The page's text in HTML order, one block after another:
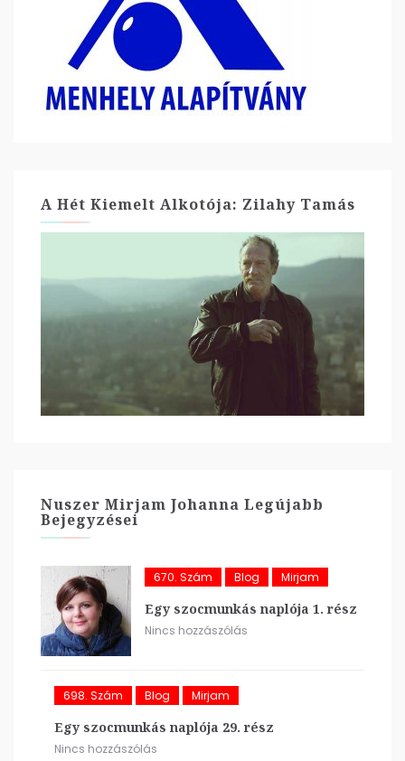
A Hét Kiemelt Alkotója: Zilahy Tamás
Nuszer Mirjam Johanna Legújabb
Bejegyzései
670. Szám Blog Mirjam
Egy szocmunkás naplója 1. rész
Nincs hozzászólás
698. Szám Blog Mirjam
Egy szocmunkás naplója 29. rész
Nincs hozzászólás